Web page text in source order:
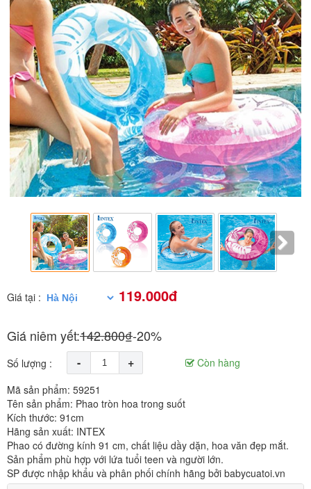
Giá tại : 119.000đ
Giá niêm yết:142.800₫-20%
Số lượng : - +
Còn hàng
Mã sản phẩm: 59251
Tên sản phẩm: Phao tròn hoa trong suốt
Kích thước: 91cm
Hãng sản xuất: INTEX
Phao có đường kính 91 cm, chất liệu dầy dặn, hoa văn đẹp mắt.
Sản phẩm phù hợp với lứa tuổi teen và người lớn.
SP được nhập khẩu và phân phối chính hãng bởi babycuatoi.vn